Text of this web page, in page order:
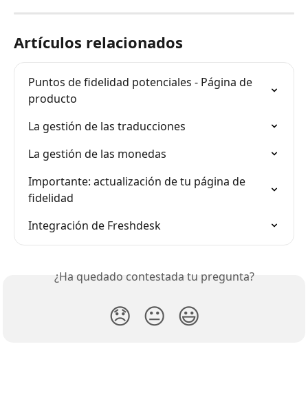
Artículos relacionados
Puntos de fidelidad potenciales - Página de
producto
La gestión de las traducciones
La gestión de las monedas
Importante: actualización de tu página de
fidelidad
Integración de Freshdesk
¿Ha quedado contestada tu pregunta?
😞 😐 😃